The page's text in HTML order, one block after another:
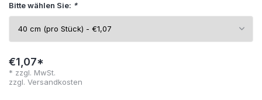
Bitte wählen Sie: *
€1,07*
* zzgl. MwSt.
zzgl. Versandkosten